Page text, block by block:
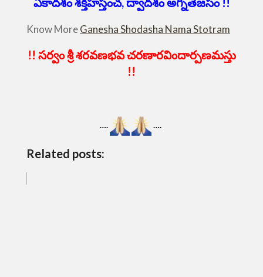
Know MoreGanesha Shodasha Nama Stotram
!! సర్వం శ్రీ శరవణభవ చరణారవిందార్పణమస్తు
!!
…. ….
Related posts: